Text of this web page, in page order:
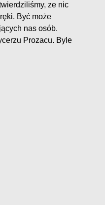
ze nic
Być może
nas osób.
Prozacu. Byle